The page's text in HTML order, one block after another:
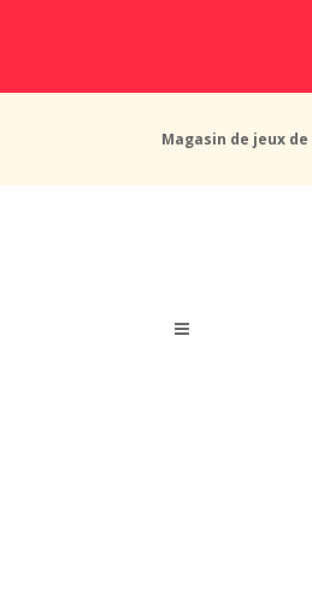
Magasin de jeux